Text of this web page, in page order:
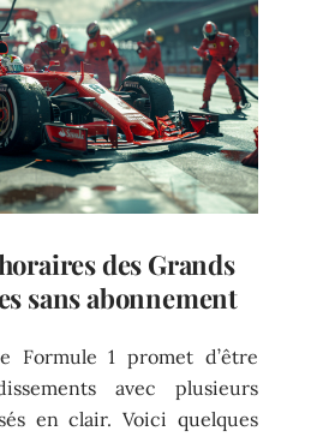
des Grands
sans abonnement
Formule 1 promet d’être
avec plusieurs
en clair. Voici quelques